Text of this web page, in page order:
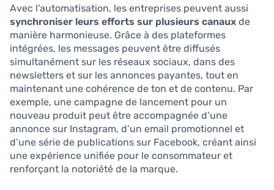
Avec l’automatisation, les entreprises peuvent aussi
synchroniser leurs efforts sur plusieurs canaux de
manière harmonieuse. Grâce à des plateformes
intégrées, les messages peuvent être diffusés
simultanément sur les réseaux sociaux, dans des
newsletters et sur les annonces payantes, tout en
maintenant une cohérence de ton et de contenu. Par
exemple, une campagne de lancement pour un
nouveau produit peut être accompagnée d’une
annonce sur Instagram, d’un email promotionnel et
d’une série de publications sur Facebook, créant ainsi
une expérience unifiée pour le consommateur et
renforçant la notoriété de la marque.